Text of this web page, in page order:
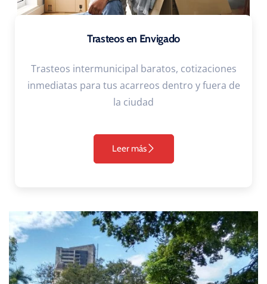
Trasteos en Envigado
Trasteos intermunicipal baratos, cotizaciones
inmediatas para tus acarreos dentro y fuera de
la ciudad
Leer más